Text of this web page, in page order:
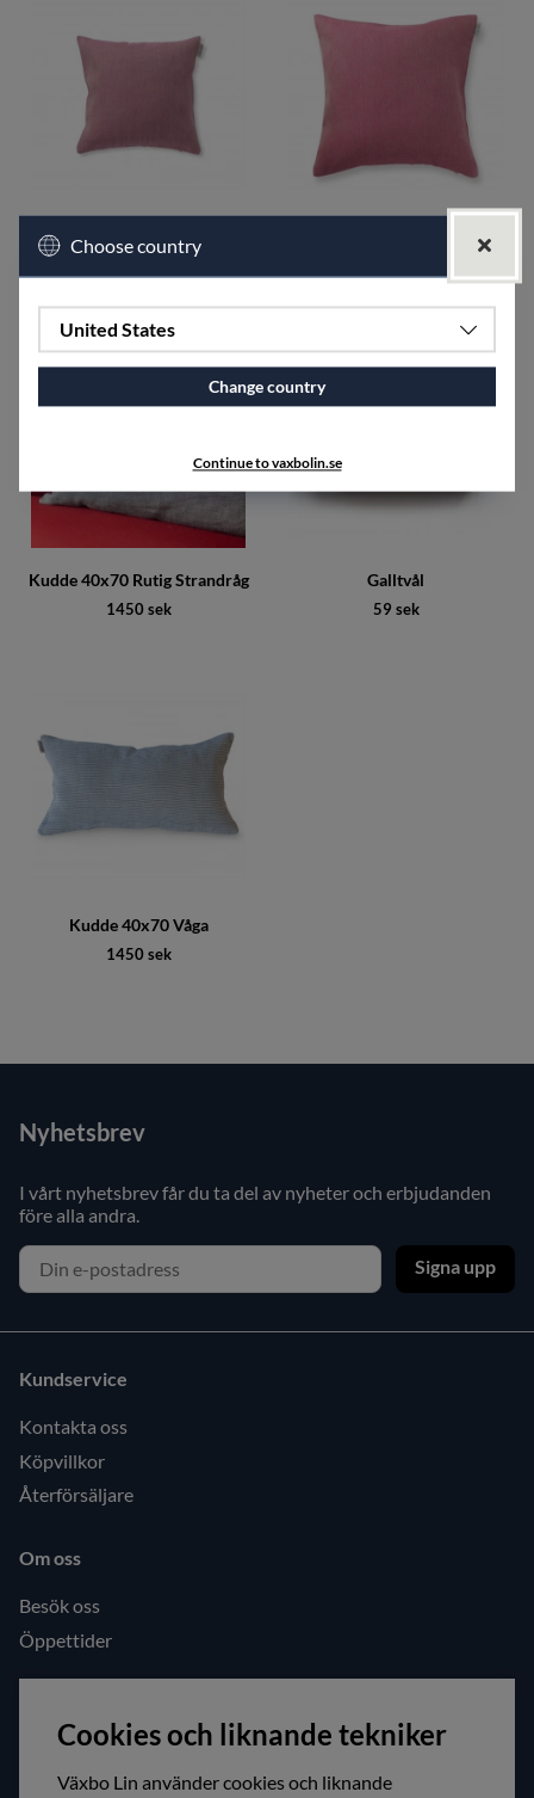
Kudde 50x50 Rutig Strandråg
Kudde 40x70 Rutig Strandråg
1450 sek
Galltvål
59 sek
Kudde 40x70 Våga
1450 sek
Choose country
United States
Change country
Continue to vaxbolin.se
Nyhetsbrev
I vårt nyhetsbrev får du ta del av nyheter och erbjudanden
före alla andra.
Signa upp
Kundservice
Kontakta oss
Köpvillkor
Återförsäljare
Om oss
Besök oss
Öppettider
Facebook
Cookies och liknande tekniker
Växbo Lin använder cookies och liknande